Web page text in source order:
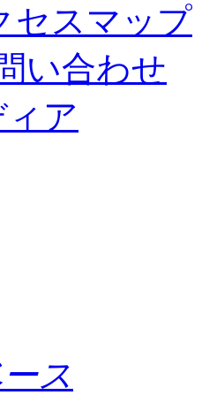
セスマップ
い合わせ
ィア
ス